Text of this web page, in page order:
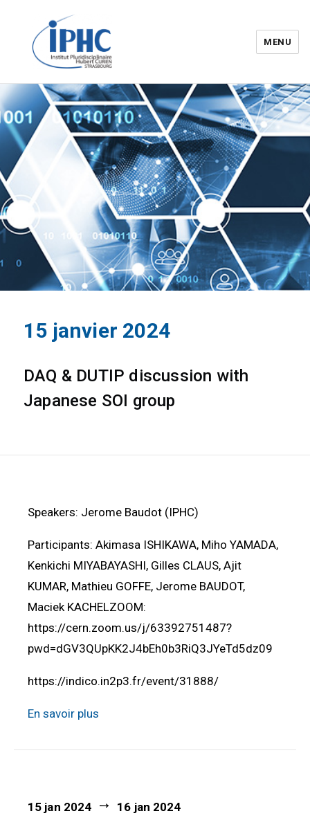
Institut pluridisciplinaire Hubert
Curien – IPHC
MENU
15 janvier 2024
DAQ & DUTIP discussion with
Japanese SOI group
Speakers: Jerome Baudot (IPHC)
Participants: Akimasa ISHIKAWA, Miho YAMADA,
Kenkichi MIYABAYASHI, Gilles CLAUS, Ajit
KUMAR, Mathieu GOFFE, Jerome BAUDOT,
Maciek KACHELZOOM:
https://cern.zoom.us/j/63392751487?
pwd=dGV3QUpKK2J4bEh0b3RiQ3JYeTd5dz09
https://indico.in2p3.fr/event/31888/
En savoir plus
15 jan 2024 16 jan 2024